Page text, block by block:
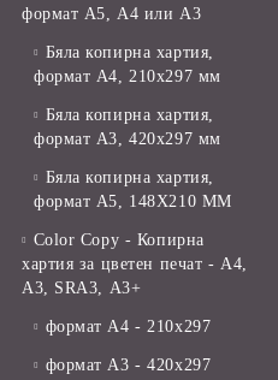
формат А5, А4 или А3
Бяла копирна хартия,
формат А4, 210x297 мм
Бяла копирна хартия,
формат А3, 420x297 мм
Бяла копирна хартия,
формат А5, 148X210 ММ
Color Copy - Копирна
хартия за цветен печат - А4,
А3, SRA3, А3+
формат А4 - 210x297
формат А3 - 420x297